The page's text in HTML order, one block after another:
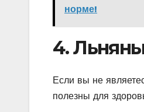
норме!
4.
Если вы не
полезны для